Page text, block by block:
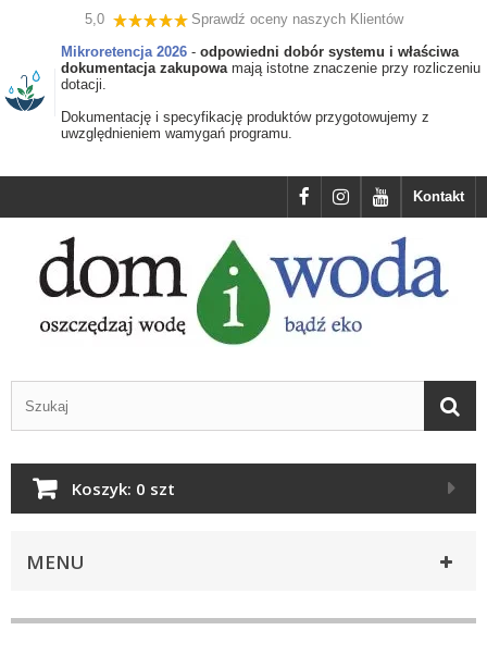
5,0
Sprawdź oceny naszych Klientów
Mikroretencja 2026 - odpowiedni dobór systemu i właściwa
dokumentacja zakupowamają istotne znaczenie przy rozliczeniu
dotacji.
Dokumentację i specyfikację produktów przygotowujemy z
uwzględnieniem wamygań programu.
Kontakt
Koszyk: 0 szt
MENU